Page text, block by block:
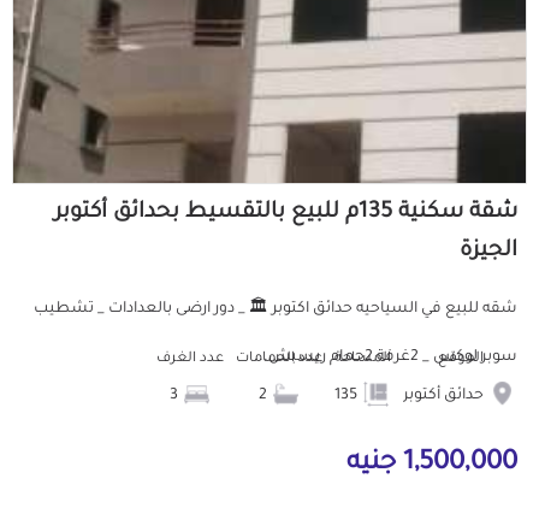
شقة سكنية 135م للبيع بالتقسيط بحدائق أكتوبر
الجيزة
شقه للبيع في السياحيه حدائق اكتوبر 🏛️ _ دور ارضى بالعدادات _ تشطيب
سوبر لوكس _ 2غرفة 2حمام ريسبش...
الموقع
حدائق أكتوبر
المساحة عدد الحمامات عدد الغرف
1,500,000 جنيه